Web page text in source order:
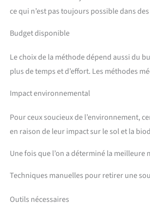
ce qui n’est pas toujours possible dans
Budget disponible
Le choix de la méthode dépend aussi du
plus de temps et d’effort. Les méthodes
Impact environnemental
Pour ceux soucieux de l’environnement,
en raison de leur impact sur le sol et la
Une fois que l’on a déterminé la
Techniques manuelles pour retirer une
Outils nécessaires